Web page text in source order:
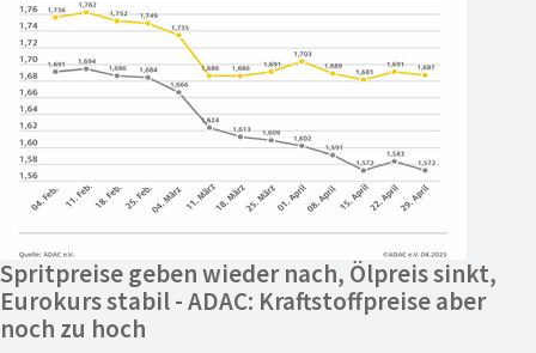
Spritpreise geben wieder nach, Ölpreis sinkt,
Eurokurs stabil - ADAC: Kraftstoffpreise aber
noch zu hoch